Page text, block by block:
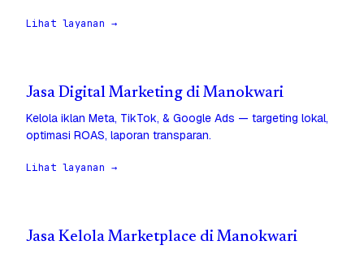
Lihat layanan →
Jasa Digital Marketing di Manokwari
Kelola iklan Meta, TikTok, & Google Ads — targeting lokal,
optimasi ROAS, laporan transparan.
Lihat layanan →
Jasa Kelola Marketplace di Manokwari